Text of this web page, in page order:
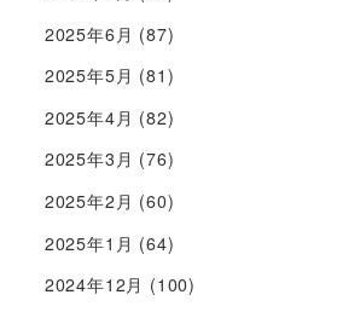
2025年6月 (87)
2025年5月 (81)
2025年4月 (82)
2025年3月 (76)
2025年2月 (60)
2025年1月 (64)
2024年12月 (100)